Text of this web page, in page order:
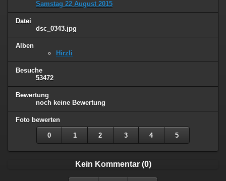
Samstag 22 August 2015
Datei
dsc_0343.jpg
Alben
Hirzli
Besuche
53472
Bewertung
noch keine Bewertung
Foto bewerten
0 1 2 3 4 5
Kein Kommentar (0)